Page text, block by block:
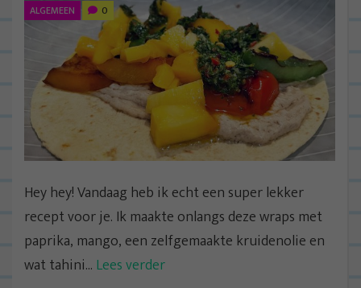
ALGEMEEN 0
Hey hey! Vandaag heb ik echt een super lekker
recept voor je. Ik maakte onlangs deze wraps met
paprika, mango, een zelfgemaakte kruidenolie en
wat tahini... Lees verder